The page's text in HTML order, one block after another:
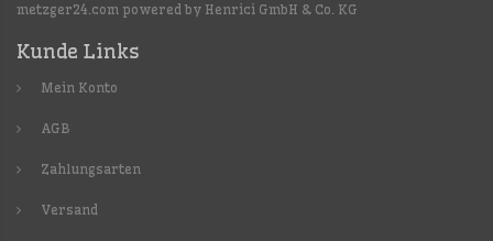
metzger24.com powered by Henrici GmbH & Co. KG
Kunde Links
Mein Konto
AGB
Zahlungsarten
Versand